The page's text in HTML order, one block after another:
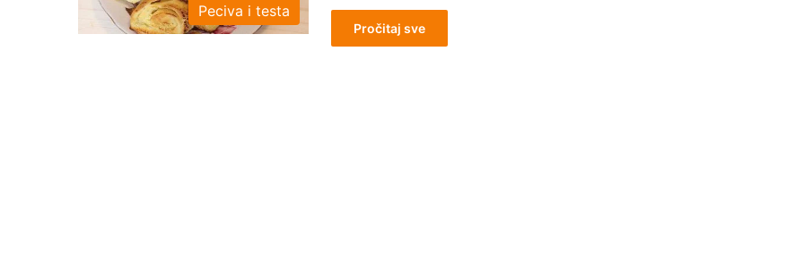
Peciva i testa
Pročitaj sve